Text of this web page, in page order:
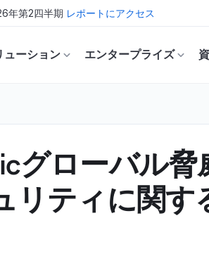
年第2四半期 レポートにアクセス
ューション エンタープライズ
グローバル脅
リティに関す